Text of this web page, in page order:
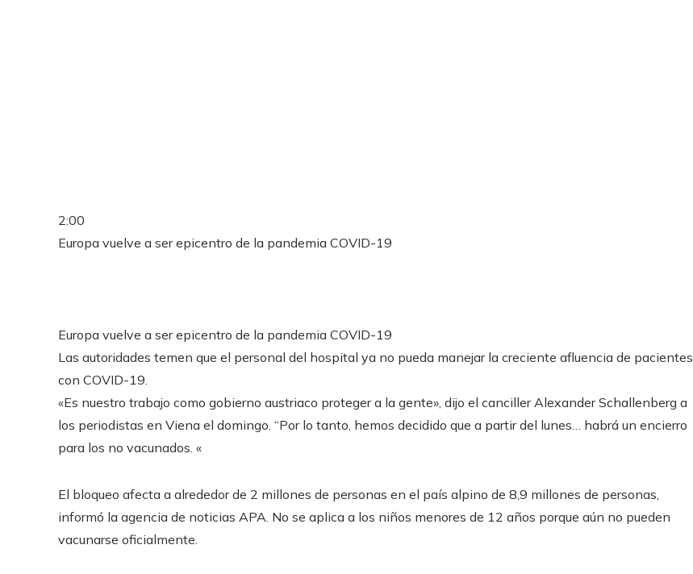
2:00
Europa vuelve a ser epicentro de la pandemia COVID-19
Europa vuelve a ser epicentro de la pandemia COVID-19
Las autoridades temen que el personal del hospital ya no pueda manejar la creciente afluencia de pacientes
con COVID-19.
«Es nuestro trabajo como gobierno austriaco proteger a la gente», dijo el canciller Alexander Schallenberg a
los periodistas en Viena el domingo. “Por lo tanto, hemos decidido que a partir del lunes… habrá un encierro
para los no vacunados. «
El bloqueo afecta a alrededor de 2 millones de personas en el país alpino de 8,9 millones de personas,
informó la agencia de noticias APA. No se aplica a los niños menores de 12 años porque aún no pueden
vacunarse oficialmente.